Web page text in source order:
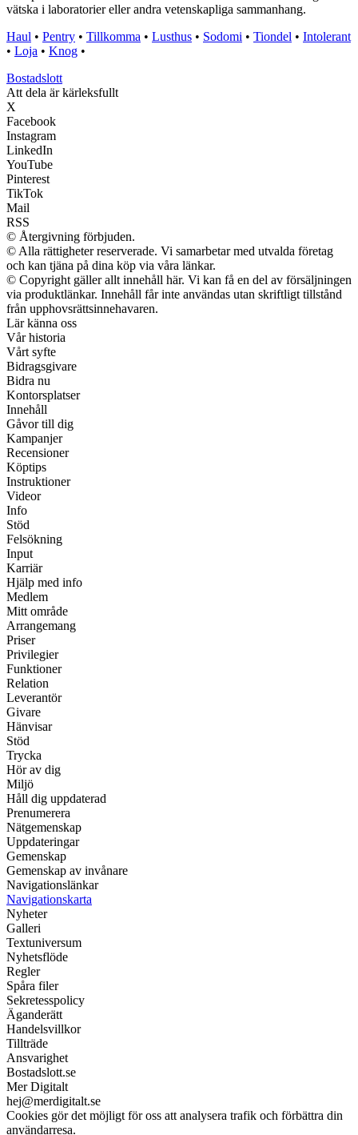
vätska i laboratorier eller andra vetenskapliga sammanhang.
Haul • Pentry • Tillkomma • Lusthus • Sodomi • Tiondel • Intolerant
• Loja • Knog •
Bostadslott
Att dela är kärleksfullt
X
Facebook
Instagram
LinkedIn
YouTube
Pinterest
TikTok
Mail
RSS
© Återgivning förbjuden.
© Alla rättigheter reserverade. Vi samarbetar med utvalda företag
och kan tjäna på dina köp via våra länkar.
© Copyright gäller allt innehåll här. Vi kan få en del av försäljningen
via produktlänkar. Innehåll får inte användas utan skriftligt tillstånd
från upphovsrättsinnehavaren.
Lär känna oss
Vår historia
Vårt syfte
Bidragsgivare
Bidra nu
Kontorsplatser
Innehåll
Gåvor till dig
Kampanjer
Recensioner
Köptips
Instruktioner
Videor
Info
Stöd
Felsökning
Input
Karriär
Hjälp med info
Medlem
Mitt område
Arrangemang
Priser
Privilegier
Funktioner
Relation
Leverantör
Givare
Hänvisar
Stöd
Trycka
Hör av dig
Miljö
Håll dig uppdaterad
Prenumerera
Nätgemenskap
Uppdateringar
Gemenskap
Gemenskap av invånare
Navigationslänkar
Navigationskarta
Nyheter
Galleri
Textuniversum
Nyhetsflöde
Regler
Spåra filer
Sekretesspolicy
Äganderätt
Handelsvillkor
Tillträde
Ansvarighet
Bostadslott.se
Mer Digitalt
hej@merdigitalt.se
Cookies gör det möjligt för oss att analysera trafik och förbättra din
användarresa.